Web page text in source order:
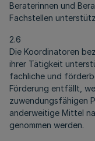
Beraterinnen und
Fachstellen
2.6
Die Koordinatoren
ihrer Tätigkeit
fachliche und
Förderung entfällt,
zuwendungsfähigen
anderweitige Mittel
genommen werden.